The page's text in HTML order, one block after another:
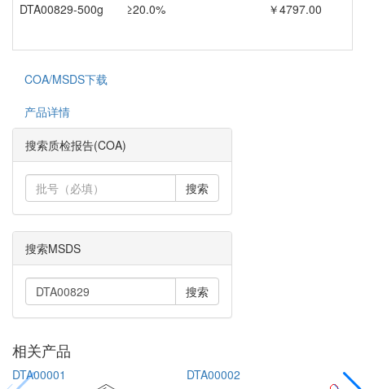
DTA00829-500g ≥20.0% ￥4797.00
COA/MSDS下载
产品详情
搜索质检报告(COA)
搜索
搜索MSDS
搜索
相关产品
DTA00001 DTA00002